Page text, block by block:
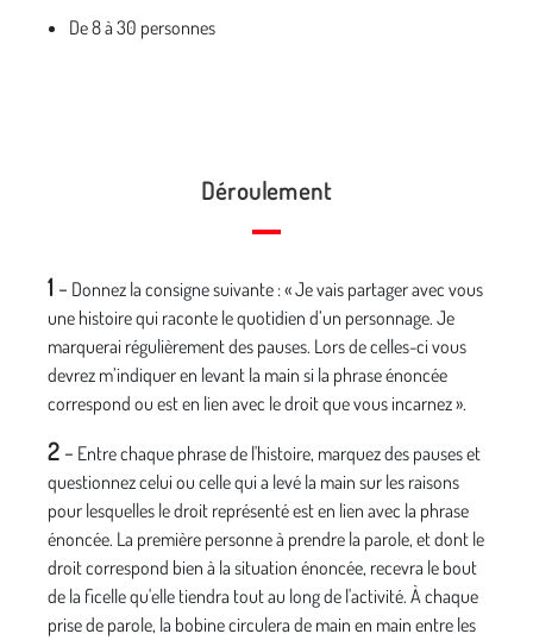
De 8 à 30 personnes
Déroulement
1- Donnez la consigne suivante : « Je vais partager avec vous
une histoire qui raconte le quotidien d’un personnage. Je
marquerai régulièrement des pauses. Lors de celles-ci vous
devrez m’indiquer en levant la main si la phrase énoncée
correspond ou est en lien avec le droit que vous incarnez ».
2- Entre chaque phrase de l'histoire, marquez des pauses et
questionnez celui ou celle qui a levé la main sur les raisons
pour lesquelles le droit représenté est en lien avec la phrase
énoncée. La première personne à prendre la parole, et dont le
droit correspond bien à la situation énoncée, recevra le bout
de la ficelle qu'elle tiendra tout au long de l'activité. À chaque
prise de parole, la bobine circulera de main en main entre les